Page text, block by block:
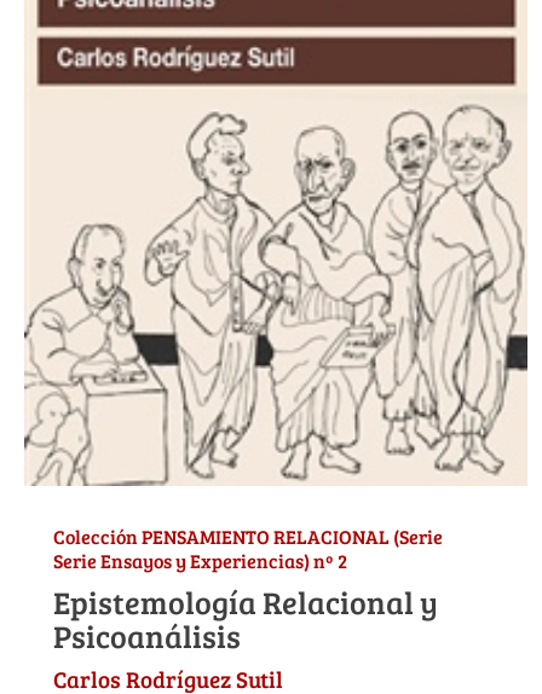
Colección PENSAMIENTO RELACIONAL (Serie
Serie Ensayos y Experiencias) nº 2
Epistemología Relacional y
Psicoanálisis
Carlos Rodríguez Sutil